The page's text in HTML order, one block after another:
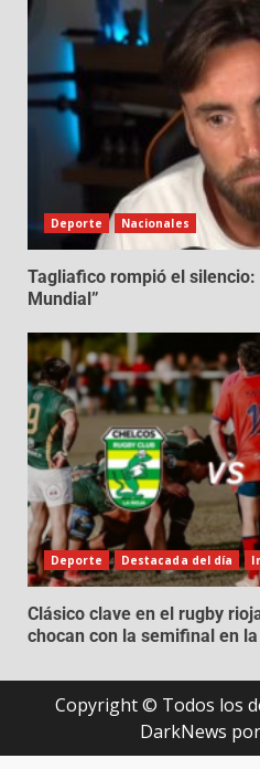
Deporte Nacionales
Tagliafico rompió el
Mundial”
Deporte Destacada del día
Clásico clave en el rugby
chocan con la semifinal en
Copyright © Todos los
DarkNews